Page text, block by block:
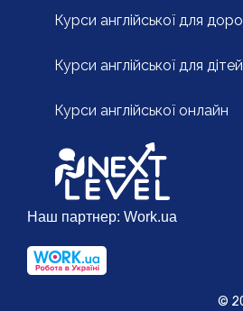
Курси англійської для
Курси англійської для дітей
Курси англійської онлайн
Наш партнер: Work.ua
©